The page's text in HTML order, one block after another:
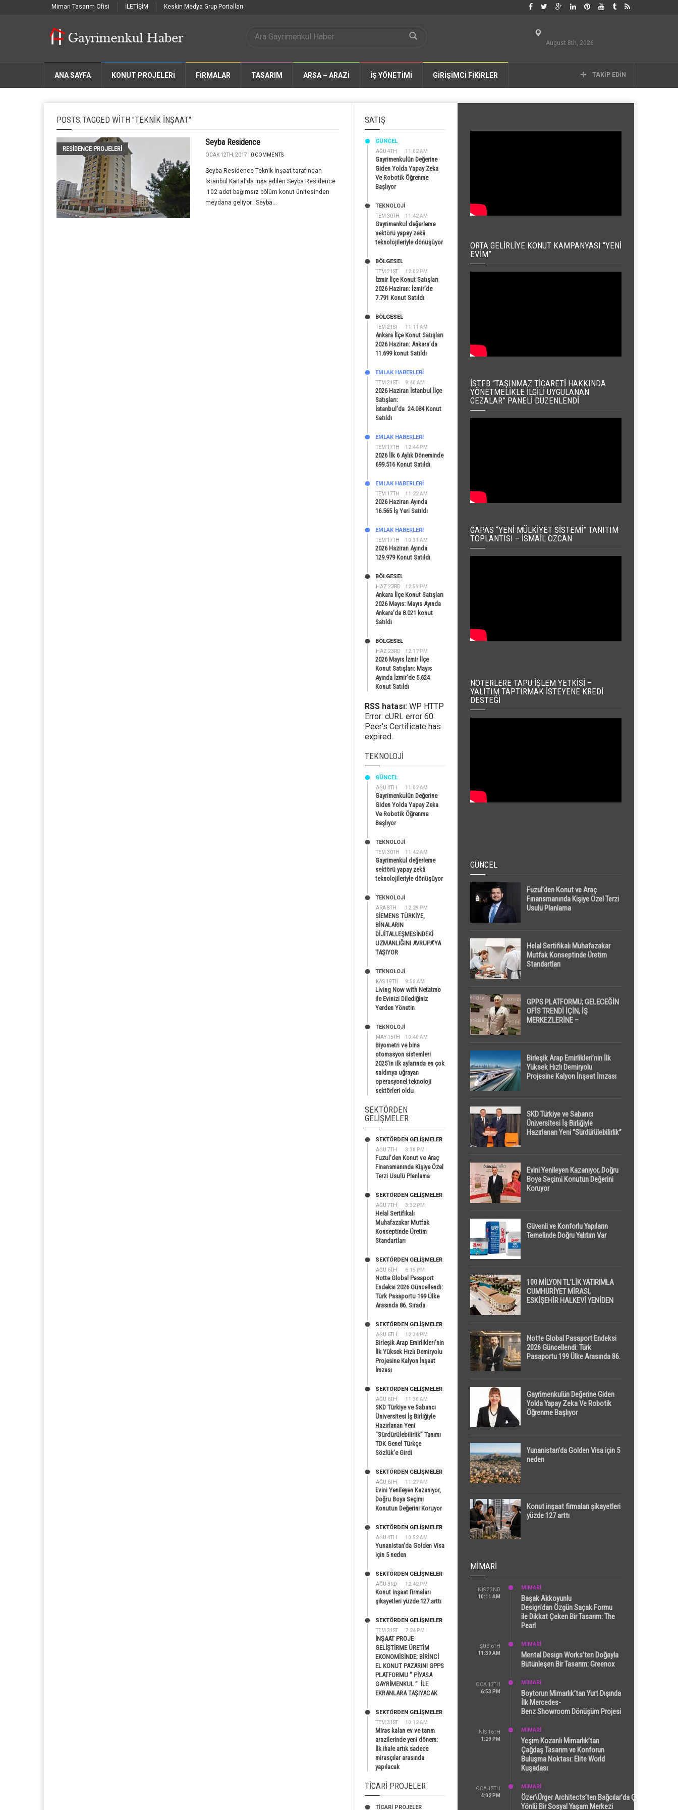
Mimari Tasarım Ofisi İLETİŞİM Keskin Medya Grup Portalları
August 8th, 2026
ANA SAYFA KONUT PROJELERİ FIRMALAR TASARIM ARSA – ARAZİ İŞ YÖNETİMİ GİRİŞİMCİ FİKİRLER TAKIP EDIN
POSTS TAGGED WITH "TEKNIK INŞAAT"
RESIDENCE PROJELERI
Seyba Residence
OCAK 12TH, 2017 | 0 COMMENTS
Seyba Residence Teknik İnşaat tarafından
İstanbul Kartal'da inşa edilen Seyba Residence
102 adet bağımsız bölüm konut ünitesinden
meydana geliyor. Seyba...
SATIŞ
AĞU 4TH 11:02 AM
GÜNCEL
Gayrimenkulün Değerine
Giden Yolda Yapay Zeka
Ve Robotik Öğrenme
Başlıyor
TEM 30TH 11:42 AM
TEKNOLOJİ
Gayrimenkul değerleme
sektörü yapay zekâ
teknolojileriyle dönüşüyor
TEM 21ST 12:02 PM
BÖLGESEL
İzmir İlçe Konut Satışları
2026 Haziran: İzmir’de
7.791 Konut Satıldı
TEM 21ST 11:11 AM
BÖLGESEL
Ankara İlçe Konut Satışları
2026 Haziran: Ankara’da
11.699 konut Satıldı
TEM 21ST 9:40 AM
EMLAK HABERLERI
2026 Haziran İstanbul İlçe
Satışları:
İstanbul’da 24.084 Konut
Satıldı
TEM 17TH 12:44 PM
EMLAK HABERLERI
2026 İlk 6 Aylık Döneminde
699.516 Konut Satıldı
TEM 17TH 11:22 AM
EMLAK HABERLERI
2026 Haziran Ayında
16.565 İş Yeri Satıldı
TEM 17TH 10:31 AM
EMLAK HABERLERI
2026 Haziran Ayında
129.979 Konut Satıldı
HAZ 23RD 12:59 PM
BÖLGESEL
Ankara İlçe Konut Satışları
2026 Mayıs: Mayıs Ayında
Ankara’da 8.021 konut
Satıldı
HAZ 23RD 12:17 PM
BÖLGESEL
2026 Mayıs İzmir İlçe
Konut Satışları: Mayıs
Ayında İzmir’de 5.624
Konut Satıldı
RSS hatası: WP HTTP
Error: cURL error 60:
Peer's Certificate has
expired.
TEKNOLOJI
AĞU 4TH 11:02 AM
GÜNCEL
Gayrimenkulün Değerine
Giden Yolda Yapay Zeka
Ve Robotik Öğrenme
Başlıyor
TEM 30TH 11:42 AM
TEKNOLOJİ
Gayrimenkul değerleme
sektörü yapay zekâ
teknolojileriyle dönüşüyor
ARA 8TH 12:29 PM
TEKNOLOJİ
SİEMENS TÜRKİYE,
BİNALARIN
DİJİTALLEŞMESİNDEKİ
UZMANLIĞINI AVRUPA’YA
TAŞIYOR
KAS 19TH 9:50 AM
TEKNOLOJİ
Living Now with Netatmo
ile Evinizi Dilediğiniz
Yerden Yönetin
MAY 15TH 10:40 AM
TEKNOLOJİ
Biyometri ve bina
otomasyon sistemleri
2025’in ilk aylarında en çok
saldırıya uğrayan
operasyonel teknoloji
sektörleri oldu
SEKTÖRDEN
GELIŞMELER
AĞU 7TH 3:38 PM
SEKTÖRDEN GELIŞMELER
Fuzul’den Konut ve Araç
Finansmanında Kişiye Özel
Terzi Usulü Planlama
AĞU 7TH 3:32 PM
SEKTÖRDEN GELIŞMELER
Helal Sertifikalı
Muhafazakar Mutfak
Konseptinde Üretim
Standartları
AĞU 6TH 6:15 PM
SEKTÖRDEN GELIŞMELER
Notte Global Pasaport
Endeksi 2026 Güncellendi:
Türk Pasaportu 199 Ülke
Arasında 86. Sırada
AĞU 6TH 12:34 PM
SEKTÖRDEN GELIŞMELER
Birleşik Arap Emirlikleri’nin
İlk Yüksek Hızlı Demiryolu
Projesine Kalyon İnşaat
İmzası
AĞU 6TH 11:30 AM
SEKTÖRDEN GELIŞMELER
SKD Türkiye ve Sabancı
Üniversitesi İş Birliğiyle
Hazırlanan Yeni
“Sürdürülebilirlik” Tanımı
TDK Genel Türkçe
Sözlük’e Girdi
AĞU 6TH 11:27 AM
SEKTÖRDEN GELIŞMELER
Evini Yenileyen Kazanıyor,
Doğru Boya Seçimi
Konutun Değerini Koruyor
AĞU 4TH 10:52 AM
SEKTÖRDEN GELIŞMELER
Yunanistan’da Golden Visa
için 5 neden
AĞU 3RD 12:42 PM
SEKTÖRDEN GELIŞMELER
Konut inşaat firmaları
şikayetleri yüzde 127 arttı
TEM 31ST 7:24 PM
SEKTÖRDEN GELIŞMELER
İNŞAAT PROJE
GELİŞTİRME ÜRETİM
EKONOMİSİNDE; BİRİNCİ
EL KONUT PAZARINI GPPS
PLATFORMU ” PİYASA
GAYRİMENKUL ” İLE
EKRANLARA TAŞIYACAK
TEM 31ST 10:12 AM
SEKTÖRDEN GELIŞMELER
Miras kalan ev ve tarım
arazilerinde yeni dönem:
İlk ihale artık sadece
mirasçılar arasında
yapılacak
TICARI PROJELER
TİCARİ PROJELER
ORTA GELIRLIYE KONUT KAMPANYASI “YENI
EVIM”
İSTEB “TAŞINMAZ TICARETI HAKKINDA
YÖNETMELIKLE İLGILI UYGULANAN
CEZALAR” PANELI DÜZENLENDI
GAPAS “YENI MÜLKIYET SISTEMI” TANITIM
TOPLANTISI – İSMAIL ÖZCAN
NOTERLERE TAPU İŞLEM YETKISI –
YALITIM TAPTIRMAK İSTEYENE KREDI
DESTEĞI
GÜNCEL
Fuzul’den Konut ve Araç
Finansmanında Kişiye Özel Terzi
Usulü Planlama
Helal Sertifikalı Muhafazakar
Mutfak Konseptinde Üretim
Standartları
GPPS PLATFORMU; GELECEĞİN
OFİS TRENDİ İÇİN, İŞ
MERKEZLERİNE –
Birleşik Arap Emirlikleri’nin İlk
Yüksek Hızlı Demiryolu
Projesine Kalyon İnşaat İmzası
SKD Türkiye ve Sabancı
Üniversitesi İş Birliğiyle
Hazırlanan Yeni “Sürdürülebilirlik”
Evini Yenileyen Kazanıyor, Doğru
Boya Seçimi Konutun Değerini
Koruyor
Güvenli ve Konforlu Yapıların
Temelinde Doğru Yalıtım Var
100 MİLYON TL’LİK YATIRIMLA
CUMHURİYET MİRASI,
ESKİŞEHİR HALKEVİ YENİDEN
Notte Global Pasaport Endeksi
2026 Güncellendi: Türk
Pasaportu 199 Ülke Arasında 86.
Gayrimenkulün Değerine Giden
Yolda Yapay Zeka Ve Robotik
Öğrenme Başlıyor
Yunanistan’da Golden Visa için 5
neden
Konut inşaat firmaları şikayetleri
yüzde 127 arttı
MIMARI
NIS 22ND
10:11 AM
MİMARİ
Başak Akkoyunlu
Design’dan Özgün Saçak Formu
ile Dikkat Çeken Bir Tasarım: The
Pearl
ŞUB 6TH
11:39 AM
MİMARİ
Mental Design Works’ten Doğayla
Bütünleşen Bir Tasarım: Greenox
OCA 12TH
6:53 PM
MİMARİ
Boytorun Mimarlık’tan Yurt Dışında
İlk Mercedes-
Benz Showroom Dönüşüm Projesi
NIS 16TH
1:29 PM
MİMARİ
Yeşim Kozanlı Mimarlık’tan
Çağdaş Tasarım ve Konforun
Buluşma Noktası: Elite World
Kuşadası
OCA 15TH
4:02 PM
MİMARİ
Özer\Ürger Architects’ten Bağcılar’da Çok
Yönlü Bir Sosyal Yaşam Merkezi